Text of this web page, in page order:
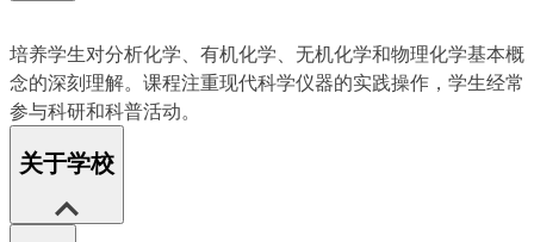
培养学生对分析化学、有机化学、无机化学和物理化学基本概
念的深刻理解。课程注重现代科学仪器的实践操作，学生经常
参与科研和科普活动。
关于学校